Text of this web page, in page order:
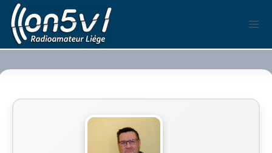
Aller
au
contenu